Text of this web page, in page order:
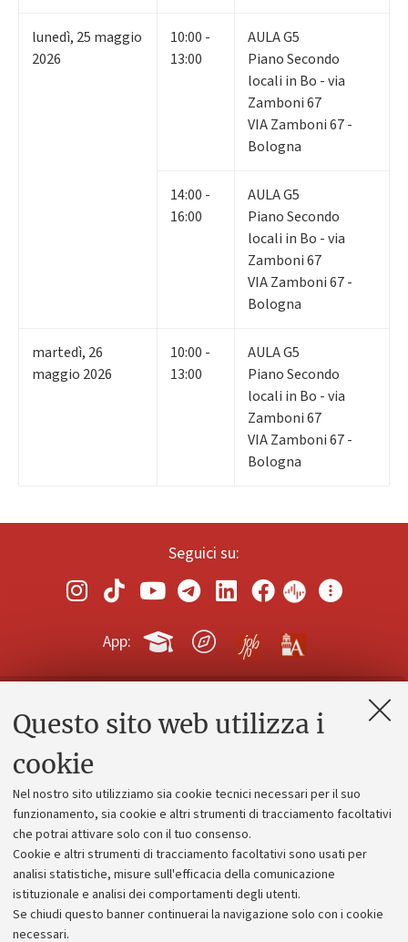
Questo sito web utilizza i
cookie
Nel nostro sito utilizziamo sia cookie tecnici necessari per il suo
funzionamento, sia cookie e altri strumenti di tracciamento facoltativi
che potrai attivare solo con il tuo consenso.
Cookie e altri strumenti di tracciamento facoltativi sono usati per
analisi statistiche, misure sull'efficacia della comunicazione
istituzionale e analisi dei comportamenti degli utenti.
Se chiudi questo banner continuerai la navigazione solo con i cookie
necessari.
lunedì, 25 maggio
2026
10:00 -
13:00
AULA G5
Piano Secondo
locali in Bo - via
Zamboni 67
VIA Zamboni 67 -
Bologna
14:00 -
16:00
AULA G5
Piano Secondo
locali in Bo - via
Zamboni 67
VIA Zamboni 67 -
Bologna
martedì, 26
maggio 2026
10:00 -
13:00
AULA G5
Piano Secondo
locali in Bo - via
Zamboni 67
VIA Zamboni 67 -
Bologna
Seguici su:
App:
Contatti e PEC
Alumni community
Piano strategico
Bilanci
Donazioni e 5x1000
Merchandising - UniboStore